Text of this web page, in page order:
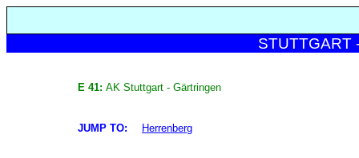
STUTTGART
E 41: AK Stuttgart - Gärtringen
JUMP TO: Herrenberg